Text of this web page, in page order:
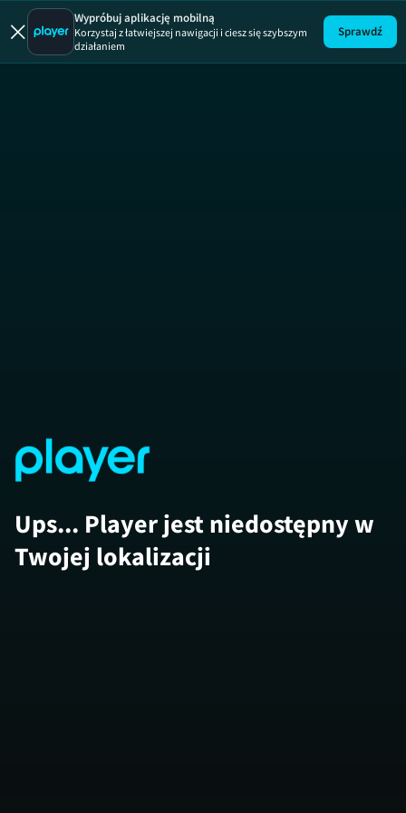
Wypróbuj aplikację mobilną
Korzystaj z łatwiejszej nawigacji i ciesz się szybszym
działaniem
Sprawdź
Ups... Player jest niedostępny w
Twojej lokalizacji